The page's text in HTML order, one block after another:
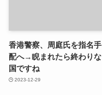
香港警察、周庭氏を指名手
配へ→睨まれたら終わりな
国ですね
2023-12-29